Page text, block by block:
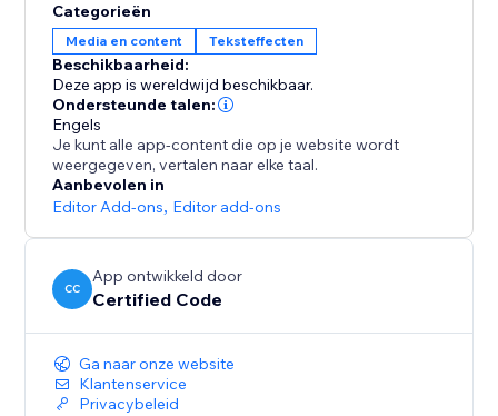
Til je tekstbewerking naar een hoger niveau — voeg
Convert Case vandaag nog toe en ervaar directe,
naadloze hoofdletterconversie.
Categorieën
Media en content Teksteffecten
Beschikbaarheid:
Deze app is wereldwijd beschikbaar.
Ondersteunde talen:
Engels
Je kunt alle app-content die op je website wordt
weergegeven, vertalen naar elke taal.
Aanbevolen in
Editor Add-ons, Editor add-ons
CC
App ontwikkeld door
Certified Code
Ga naar onze website
Klantenservice
Privacybeleid